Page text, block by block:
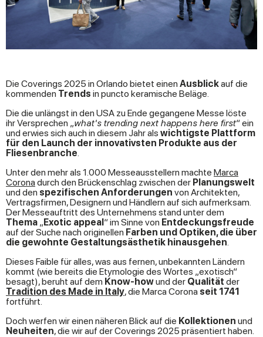
Die Coverings 2025 in Orlando bietet einen Ausblickauf die
kommenden Trends in puncto keramische Beläge.
Die die unlängst in den USA zu Ende gegangene Messe löste
ihr Versprechen „what's trending next happens here first“ ein
und erwies sich auch in diesem Jahr als wichtigste Plattform
für den Launch der innovativsten Produkte aus der
Fliesenbranche.
Unter den mehr als 1.000 Messeausstellern machte Marca
Corona durch den Brückenschlag zwischen der Planungswelt
und den spezifischen Anforderungen von Architekten,
Vertragsfirmen, Designern und Händlern auf sich aufmerksam.
Der Messeauftritt des Unternehmens stand unter dem
Thema „ Exotic appeal “ im Sinne von Entdeckungsfreude
auf der Suche nach originellen Farben und Optiken, die über
die gewohnte Gestaltungsästhetik hinausgehen.
Dieses Faible für alles, was aus fernen, unbekannten Ländern
kommt (wie bereits die Etymologie des Wortes „exotisch“
besagt), beruht auf dem Know-howund der Qualität der
Tradition des Made in Italy, die Marca Corona seit 1741
fortführt.
Doch werfen wir einen näheren Blick auf die Kollektionen und
Neuheiten, die wir auf der Coverings 2025 präsentiert haben.